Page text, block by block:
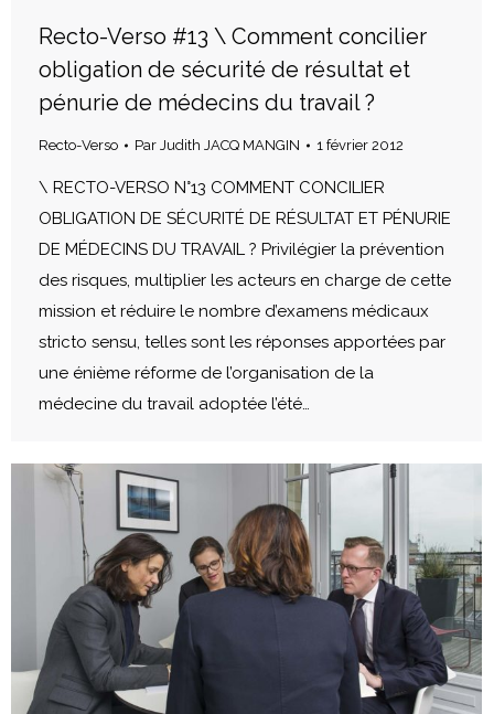
Recto-Verso #13 \ Comment concilier
obligation de sécurité de résultat et
pénurie de médecins du travail ?
Recto-Verso Par Judith JACQ MANGIN 1 février 2012
\ RECTO-VERSO N°13 COMMENT CONCILIER
OBLIGATION DE SÉCURITÉ DE RÉSULTAT ET PÉNURIE
DE MÉDECINS DU TRAVAIL ? Privilégier la prévention
des risques, multiplier les acteurs en charge de cette
mission et réduire le nombre d’examens médicaux
stricto sensu, telles sont les réponses apportées par
une énième réforme de l’organisation de la
médecine du travail adoptée l’été…